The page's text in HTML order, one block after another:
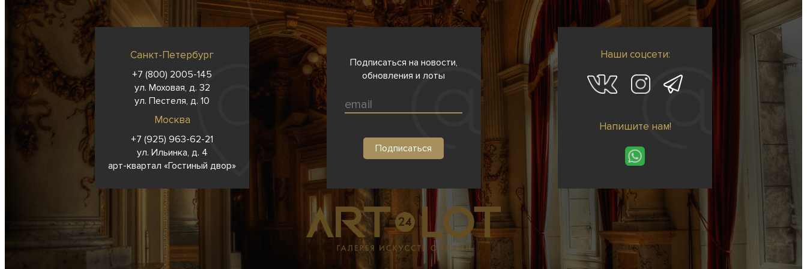
Санкт-Петербург
+7 (800) 2005-145
ул. Моховая, д. 32
ул. Пестеля, д. 10
Москва
+7 (925) 963-62-21
ул. Ильинка, д. 4
арт-квартал «Гостиный двор»
Подписаться на новости,
обновления и лоты
Наши соцсети:
Напишите нам!